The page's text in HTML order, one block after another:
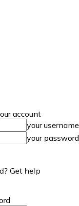
account
your username
your password
Get help